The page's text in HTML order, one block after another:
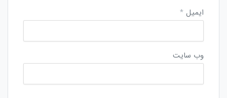
ایمیل *
وب‌ سایت